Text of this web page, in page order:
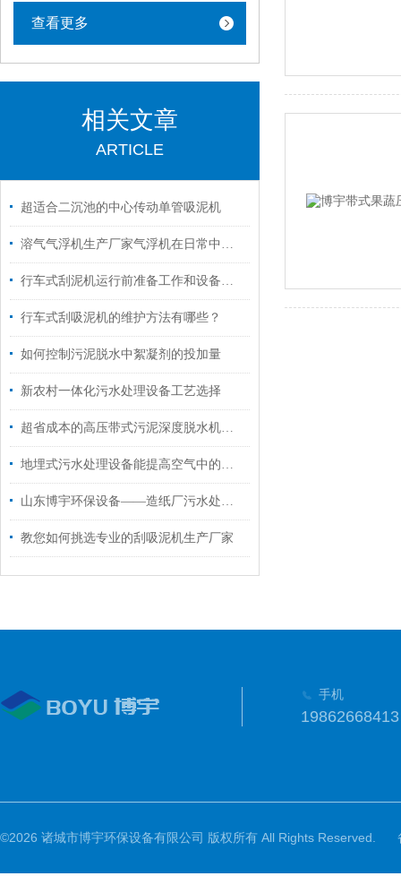
查看更多
相关文章
ARTICLE
超适合二沉池的中心传动单管吸泥机
溶气气浮机生产厂家气浮机在日常中该如何使用和维护
行车式刮泥机运行前准备工作和设备维护保养
行车式刮吸泥机的维护方法有哪些？
如何控制污泥脱水中絮凝剂的投加量
新农村一体化污水处理设备工艺选择
超省成本的高压带式污泥深度脱水机来喽！
地埋式污水处理设备能提高空气中的氧在水中溶解度
山东博宇环保设备——造纸厂污水处理设备的优点
教您如何挑选专业的刮吸泥机生产厂家
手机
19862668413
©2026 诸城市博宇环保设备有限公司 版权所有 All Rights Reserved.